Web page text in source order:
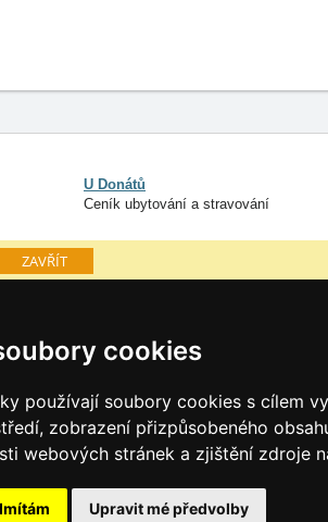
cookies
používají soubory cookies s cílem
zobrazení přizpůsobeného
webových stránek a zjištění zdroje
Upravit mé předvolby
U Donátů
Ceník ubytování a stravování
ZAVŘÍT
Cookies